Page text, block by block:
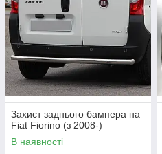
Захист заднього бампера на
Fiat Fiorino (з 2008-)
В наявності